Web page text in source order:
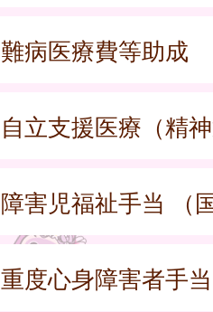
難病医療費等助成
自立支援医療（精神
障害児福祉手当 （
重度心身障害者手当